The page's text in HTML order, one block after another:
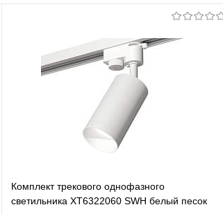
Комплект трекового однофазного
светильника XT6322060 SWH белый песок